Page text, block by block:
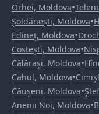
Orhei, Moldova•
Șoldănești, Moldova•
Edineț, Moldova•
Costești, Moldova•
Călărași, Moldova•
Cahul, Moldova•
Căușeni, Moldova•
Anenii Noi, Moldova•